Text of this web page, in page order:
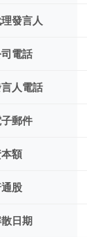
發言人
電話
人電話
郵件
額
股
日期